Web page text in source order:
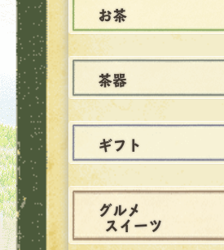
お茶
茶器
ギフト
グルメ
スイーツ